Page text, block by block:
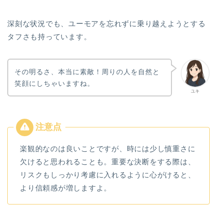
深刻な状況でも、ユーモアを忘れずに乗り越えようとする
タフさも持っています。
ユキ
その明るさ、本当に素敵！周りの人を自然と
笑顔にしちゃいますね。
楽観的なのは良いことですが、時には少し慎重さに
欠けると思われることも。重要な決断をする際は、
リスクもしっかり考慮に入れるように心がけると、
より信頼感が増しますよ。